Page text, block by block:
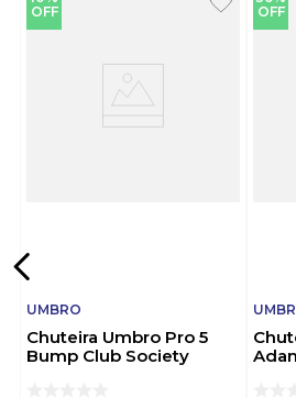
dos esportes, especialmente
tradição e excelência no
combina inovação tecnológica
OFF
UMBRO
Chuteira Umbro Pro 5
Bump Club Society
OFF